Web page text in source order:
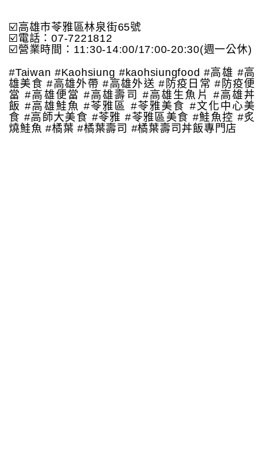
☑️高雄市苓雅區林泉街65號
☑️電話：07-7221812
☑️營業時間：11:30-14:00/17:00-20:30(週一公休)
#Taiwan #Kaohsiung #kaohsiungfood #高雄 #高
雄美食 #高雄外帶 #高雄外送 #防疫日常 #防疫便
當 #高雄便當 #高雄壽司 #高雄生魚片 #高雄丼
飯 #高雄鮭魚 #苓雅區 #苓雅美食 #文化中心美
食 #高師大美食 #苓雅 #苓雅區美食 #鮭魚控 #炙
燒鮭魚 #橘葉 #橘葉壽司 #橘葉壽司丼飯專門店